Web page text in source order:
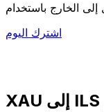
اشترك اليوم